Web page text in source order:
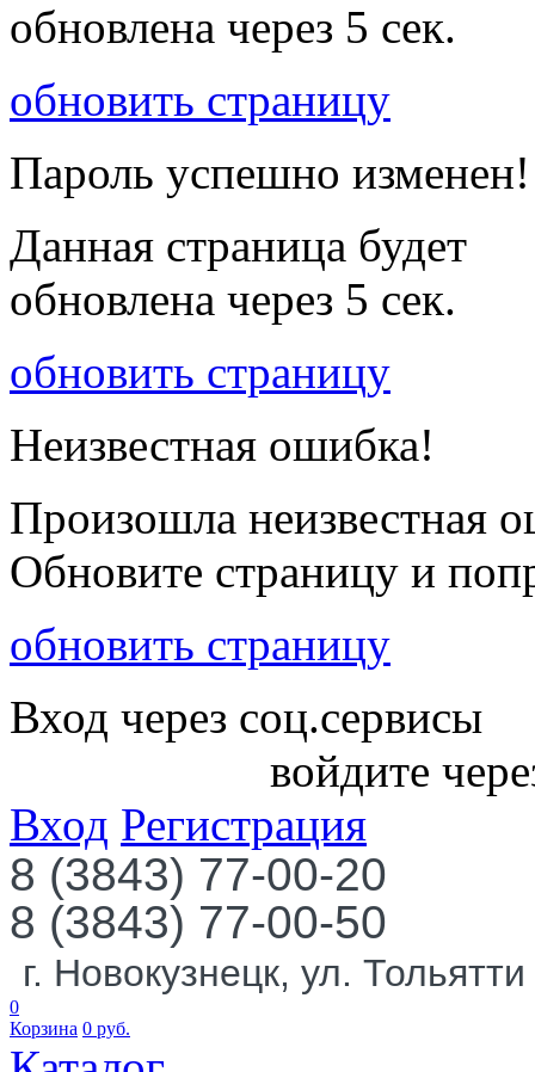
обновлена через 5 сек.
обновить страницу
Пароль успешно изменен!
Данная страница будет
обновлена через 5 сек.
обновить страницу
Неизвестная ошибка!
Произошла неизвестная
Обновите страницу и
обновить страницу
Вход через соц.сервисы
войдите
Вход Регистрация
8 (3843) 77-00-20
8 (3843) 77-00-50
г. Новокузнецк, ул.
0
Корзина 0 руб.